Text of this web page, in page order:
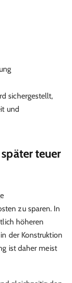
sichergestellt,
und
teuer
zu sparen. In
höheren
der Konstruktion
ist daher meist